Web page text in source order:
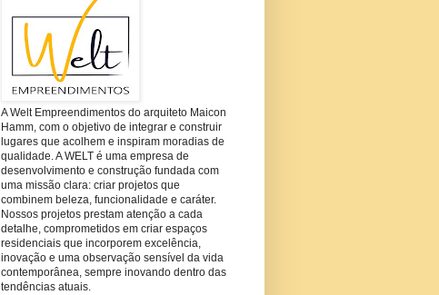
A Welt Empreendimentos do arquiteto Maicon
Hamm, com o objetivo de integrar e construir
lugares que acolhem e inspiram moradias de
qualidade. A WELT é uma empresa de
desenvolvimento e construção fundada com
uma missão clara: criar projetos que
combinem beleza, funcionalidade e caráter.
Nossos projetos prestam atenção a cada
detalhe, comprometidos em criar espaços
residenciais que incorporem excelência,
inovação e uma observação sensível da vida
contemporânea, sempre inovando dentro das
tendências atuais.